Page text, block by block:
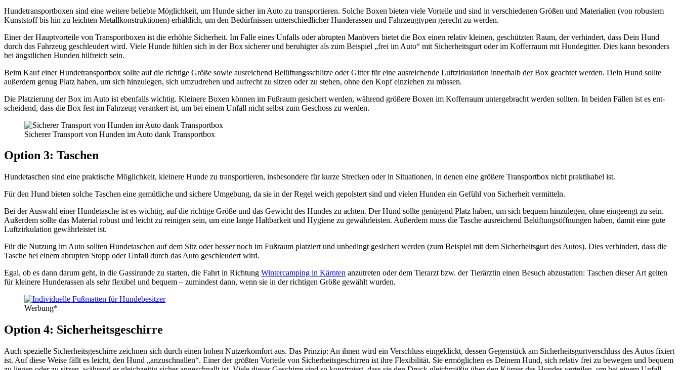
Hun­de­trans­port­bo­xen sind eine wei­te­re belieb­te Mög­lich­keit, um Hun­de sicher im Auto zu trans­por­tie­ren. Sol­che Boxen bie­ten vie­le Vor­tei­le und sind in ver­schie­de­nen Grö­ßen und Mate­ria­li­en (von robus­tem
Kunst­stoff bis hin zu leich­ten Metall­kon­struk­tio­nen) erhält­lich, um den Bedürf­nis­sen unter­schied­li­cher Hun­de­ras­sen und Fahr­zeug­ty­pen gerecht zu wer­den.
Einer der Haupt­vor­tei­le von Trans­port­bo­xen ist die erhöh­te Sicher­heit. Im Fal­le eines Unfalls oder abrup­ten Manö­vers bie­tet die Box einen rela­tiv klei­nen, geschütz­ten Raum, der ver­hin­dert, dass Dein Hund
durch das Fahr­zeug geschleu­dert wird. Vie­le Hun­de füh­len sich in der Box siche­rer und beru­hig­ter als zum Bei­spiel „frei im Auto“ mit Sicher­heits­gurt oder im Kof­fer­raum mit Hun­de­git­ter. Dies kann beson­ders
bei ängst­li­chen Hun­den hilf­reich sein.
Beim Kauf einer Hun­de­trans­port­box soll­te auf die rich­ti­ge Grö­ße sowie aus­rei­chend Belüf­tungs­schlit­ze oder Git­ter für eine aus­rei­chen­de Luft­zir­ku­la­ti­on inner­halb der Box geach­tet wer­den. Dein Hund soll­te
außer­dem genug Platz haben, um sich hin­zu­le­gen, sich umzu­dre­hen und auf­recht zu sit­zen oder zu ste­hen, ohne den Kopf ein­zie­hen zu müs­sen.
Die Plat­zie­rung der Box im Auto ist eben­falls wich­tig. Klei­ne­re Boxen kön­nen im Fuß­raum gesi­chert wer­den, wäh­rend grö­ße­re Boxen im Kof­fer­raum unter­ge­bracht wer­den soll­ten. In bei­den Fäl­len ist es ent­
schei­dend, dass die Box fest im Fahr­zeug ver­an­kert ist, um bei einem Unfall nicht selbst zum Geschoss zu wer­den.
Siche­rer Trans­port von Hun­den im Auto dank Trans­port­box
Opti­on 3: Taschen
Hun­de­ta­schen sind eine prak­ti­sche Mög­lich­keit, klei­ne­re Hun­de zu trans­por­tie­ren, ins­be­son­de­re für kur­ze Stre­cken oder in Situa­tio­nen, in denen eine grö­ße­re Trans­port­box nicht prak­ti­ka­bel ist.
Für den Hund bie­ten sol­che Taschen eine gemüt­li­che und siche­re Umge­bung, da sie in der Regel weich gepols­tert sind und vie­len Hun­den ein Gefühl von Sicher­heit ver­mit­teln.
Bei der Aus­wahl einer Hun­de­ta­sche ist es wich­tig, auf die rich­ti­ge Grö­ße und das Gewicht des Hun­des zu ach­ten. Der Hund soll­te genü­gend Platz haben, um sich bequem hin­zu­le­gen, ohne ein­ge­engt zu sein.
Außer­dem soll­te das Mate­ri­al robust und leicht zu rei­ni­gen sein, um eine lan­ge Halt­bar­keit und Hygie­ne zu gewähr­leis­ten. Außer­dem muss die Tasche aus­rei­chend Belüf­tungs­öff­nun­gen haben, damit eine gute
Luft­zir­ku­la­ti­on gewähr­leis­tet ist.
Für die Nut­zung im Auto soll­ten Hun­de­ta­schen auf dem Sitz oder bes­ser noch im Fuß­raum plat­ziert und unbe­dingt gesi­chert wer­den (zum Bei­spiel mit dem Sicher­heits­gurt des Autos). Dies ver­hin­dert, dass die
Tasche bei einem abrup­ten Stopp oder Unfall durch das Auto geschleu­dert wird.
Egal, ob es dann dar­um geht, in die Gas­si­run­de zu star­ten, die Fahrt in Rich­tung Win­ter­cam­ping in Kärn­ten anzu­tre­ten oder dem Tier­arzt bzw. der Tier­ärz­tin einen Besuch abzu­stat­ten: Taschen die­ser Art gel­ten
für klei­ne­re Hun­de­ras­sen als sehr fle­xi­bel und bequem – zumin­dest dann, wenn sie in der rich­ti­gen Grö­ße gewählt wur­den.
Wer­bung*
Opti­on 4: Sicher­heits­ge­schir­re
Auch spe­zi­el­le Sicher­heits­ge­schir­re zeich­nen sich durch einen hohen Nut­zer­kom­fort aus. Das Prin­zip: An ihnen wird ein Ver­schluss ein­ge­klickt, des­sen Gegen­stück am Sicher­heits­gurt­ver­schluss des Autos fixiert
ist. Auf die­se Wei­se fällt es leicht, den Hund „anzu­schnal­len“. Einer der größ­ten Vor­tei­le von Sicher­heits­ge­schir­ren ist ihre Fle­xi­bi­li­tät. Sie ermög­li­chen es Dei­nem Hund, sich rela­tiv frei zu bewe­gen und bequem